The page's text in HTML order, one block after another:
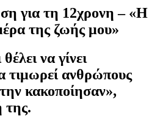
για τη 12χρονη – «Η
της ζωής μου»
να γίνει
τιμωρεί ανθρώπους
κακοποίησαν»,
της.